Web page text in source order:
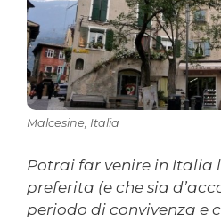
Malcesine, Italia
Potrai far venire in Italia
preferita (e che sia
periodo di convivenza e